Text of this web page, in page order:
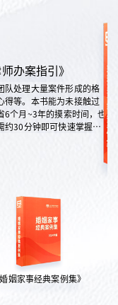
办案指引》
队处理大量案件形成的格
得等。本书能为未接触过
6个月~3年的摸索时间，也
约30分钟即可快速掌握案
婚姻家事经典案例集》